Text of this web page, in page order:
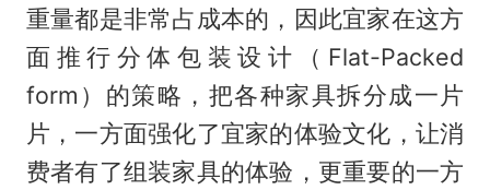
重量都是非常占成本的，因此宜家在这方
面推行分体包装设计（Flat-Packed
form）的策略，把各种家具拆分成一片
片，一方面强化了宜家的体验文化，让消
费者有了组装家具的体验，更重要的一方